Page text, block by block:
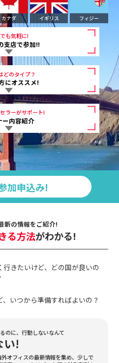
カナダ イギリス フィジー
も気軽に!
支店で参加!!
どのタイプ？
にオススメ!
ラーがサポート!
ー内容紹介
加申込み!
新の情報をご紹介!
る方法がわかる!
行きたいけど、どの国が良いの
いつから準備すればよいの？
のに、行動しないなんて
い!
オフィスの最新情報を集め、少しで